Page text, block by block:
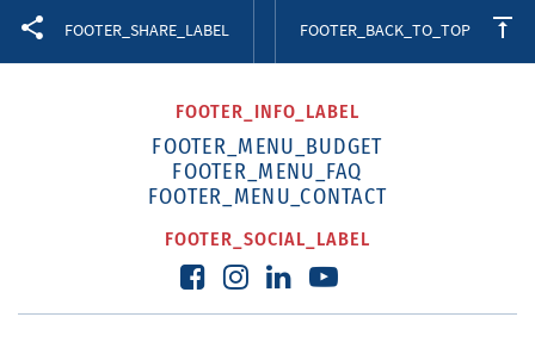
FOOTER_SHARE_LABEL FOOTER_BACK_TO_TOP
FOOTER_INFO_LABEL
FOOTER_MENU_BUDGET
FOOTER_MENU_FAQ
FOOTER_MENU_CONTACT
FOOTER_SOCIAL_LABEL